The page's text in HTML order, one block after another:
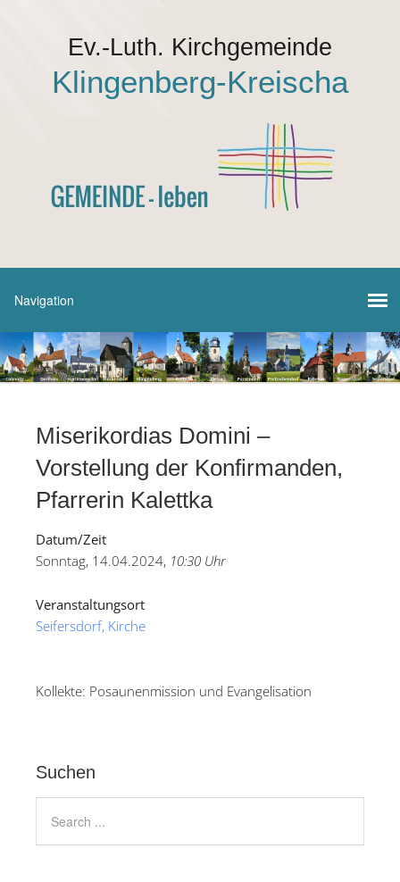
Ev.-Luth. Kirchgemeinde
Klingenberg-Kreischa
Miserikordias Domini –
Vorstellung der Konfirmanden,
Pfarrerin Kalettka
Datum/Zeit
Sonntag, 14.04.2024, 10:30 Uhr
Veranstaltungsort
Seifersdorf, Kirche
Kollekte: Posaunenmission und Evangelisation
Suchen